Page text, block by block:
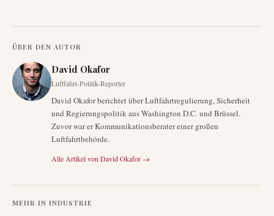
ÜBER DEN AUTOR
David Okafor
Luftfahrt-Politik-Reporter
David Okafor berichtet über Luftfahrtregulierung, Sicherheit
und Regierungspolitik aus Washington D.C. und Brüssel.
Zuvor war er Kommunikationsberater einer großen
Luftfahrtbehörde.
Alle Artikel von David Okafor →
MEHR IN INDUSTRIE